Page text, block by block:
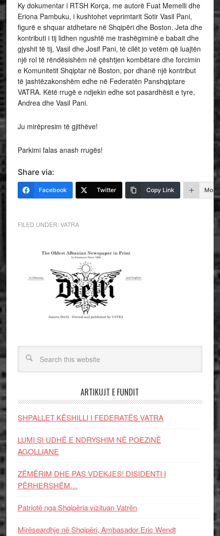
Ky dokumentar i RTSH Korça, me autorë Fuat Memelli dhe
Eriona Pambuku, i kushtohet veprimtarit Sotir Vasil Pani,
figurë e shquar atdhetare në Shqipëri dhe Boston. Jeta dhe
kontributi i tij lidhen ngushtë me trashëgiminë e babait dhe
gjyshit të tij, Vasil dhe Josif Pani, të cilët jo vetëm që luajtën
një rol të rëndësishëm në çështjen kombëtare dhe forcimin
e Komunitetit Shqiptar në Boston, por dhanë një kontribut
të jashtëzakonshëm edhe në Federatën Panshqiptare
VATRA. Këtë rrugë e ndjekin edhe sot pasardhësit e tyre,
Andrea dhe Vasil Pani.
Ju mirëpresim të gjithëve!
Parkimi falas anash rrugës!
Share via:
Facebook Twitter Copy Link More
FILED UNDER:VATRA
ARTIKUJT E FUNDIT
SHPALLET KËSHILLI I FEDERATËS VATRA
LUMI SI UDHË E NDRYSHIM NË POEZINË
AGOLLIANE
ZËMËRIM DHE PAS VDEKJES! DISIDENTI I
PËRHERSHËM…
Patriotë nga Shqipëria vizituan Vatrën
Mirëseardhje në Shqipëri, Ambasador Eric Wendt